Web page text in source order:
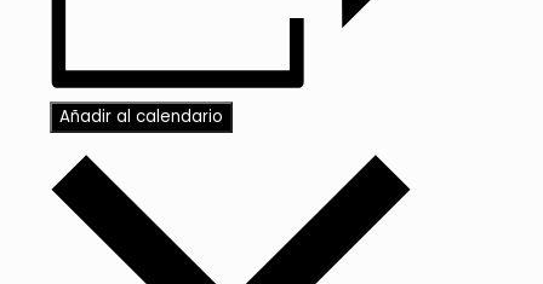
Añadir al calendario